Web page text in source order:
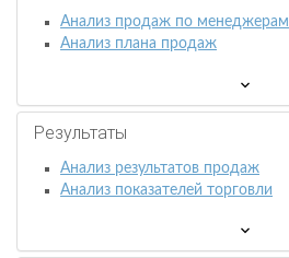
Анализ продаж по менеджерам
Анализ плана продаж
Результаты
Анализ результатов продаж
Анализ показателей торговли